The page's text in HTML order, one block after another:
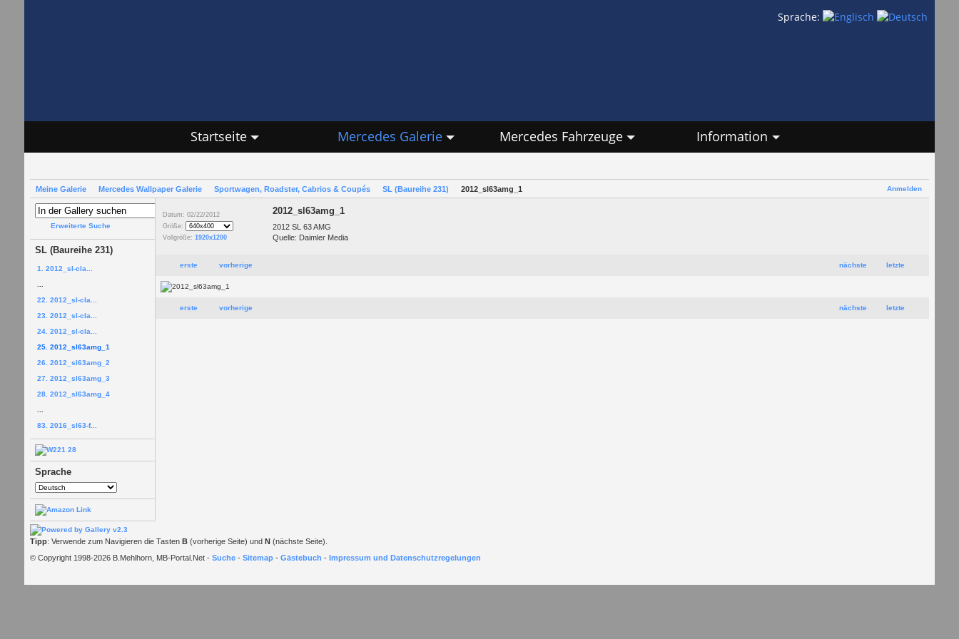
Sprache:
Startseite Mercedes Galerie Mercedes Fahrzeuge Information
Anmelden
Meine Galerie Mercedes Wallpaper Galerie Sportwagen, Roadster, Cabrios & Coupés SL (Baureihe 231) 2012_sl63amg_1
Erweiterte Suche
SL (Baureihe 231)
1. 2012_sl-cla...
22. 2012_sl-cla...
23. 2012_sl-cla...
24. 2012_sl-cla...
25. 2012_sl63amg_1
26. 2012_sl63amg_2
27. 2012_sl63amg_3
28. 2012_sl63amg_4
83. 2016_sl63-f...
Sprache
Datum: 02/22/2012
Größe:
Vollgröße: 1920x1200
2012_sl63amg_1
2012 SL 63 AMG
Quelle: Daimler Media
nächste letzte
erste vorherige
nächste letzte
erste vorherige
Tipp: Verwende zum Navigieren die Tasten B(vorherige Seite) und N(nächste Seite).
© Copyright 1998-2026 B.Mehlhorn, MB-Portal.Net - Suche- Sitemap- Gästebuch - Impressum und Datenschutzregelungen